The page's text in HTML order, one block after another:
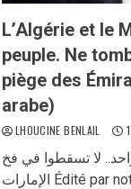
L’Algérie et le
peuple. Ne
piège des
arabe)
LHOUCINE BENLAIL
لا تسقطوا في فخ
الإمارات Édité par notre Bénévole Lhoucine